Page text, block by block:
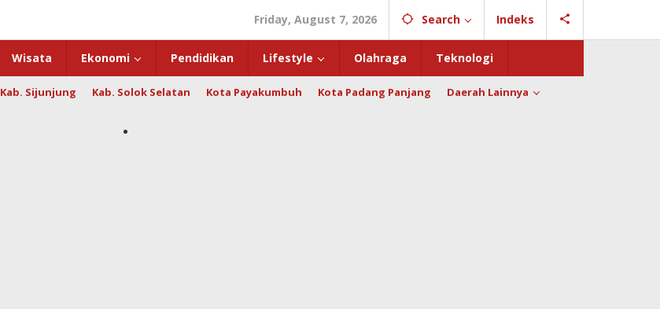
Friday, August 7, 2026 Search Indeks
Wisata Ekonomi Pendidikan Lifestyle Olahraga Teknologi
Kab. Sijunjung Kab. Solok Selatan Kota Payakumbuh Kota Padang Panjang Daerah Lainnya